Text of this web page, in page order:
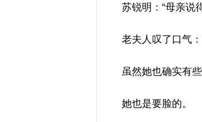
苏锐明：“母亲说
老夫人叹了口气：
虽然她也确实有
她也是要脸的。